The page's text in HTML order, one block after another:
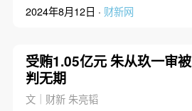
2024年8月12日 · 财新网
受贿1.05亿元 朱从玖一审被
判无期
文｜财新 朱亮韬